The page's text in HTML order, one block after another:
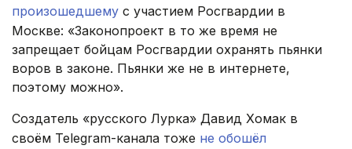
произошедшему с участием Росгвардии в
Москве: «Законопроект в то же время не
запрещает бойцам Росгвардии охранять пьянки
воров в законе. Пьянки же не в интернете,
поэтому можно».
Создатель «русского Лурка» Давид Хомак в
своём Telegram-канала тоже не обошёл